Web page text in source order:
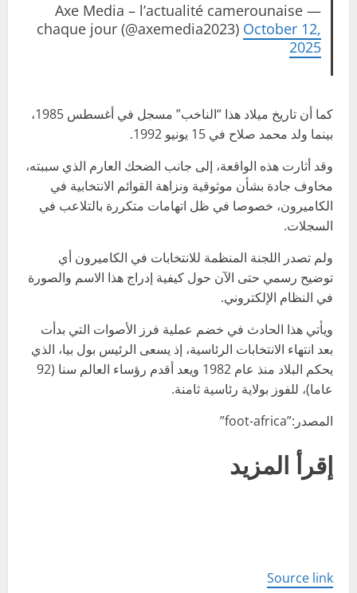
— Axe Media – l’actualité camerounaise
chaque jour (@axemedia2023) October 12,
2025
كما أن تاريخ ميلاد هذا “الناخب” مسجل في أغسطس 1985،
بينما ولد محمد صلاح في 15 يونيو 1992.
وقد أثارت هذه الواقعة، إلى جانب الضحك العارم الذي سببته،
مخاوف جادة بشأن موثوقية ونزاهة القوائم الانتخابية في
الكاميرون، خصوصا في ظل اتهامات متكررة بالتلاعب في
السجلات.
ولم تصدر اللجنة المنظمة للانتخابات في الكاميرون أي
توضيح رسمي حتى الآن حول كيفية إدراج هذا الاسم والصورة
في النظام الإلكتروني.
ويأتي هذا الحادث في خضم عملية فرز الأصوات التي بدأت
بعد انتهاء الانتخابات الرئاسية، إذ يسعى الرئيس بول بيا، الذي
يحكم البلاد منذ عام 1982 ويعد أقدم رؤساء العالم سنا (92
عاما)، للفوز بولاية رئاسية ثامنة.
المصدر:”foot-africa”
إقرأ المزيد
Source link